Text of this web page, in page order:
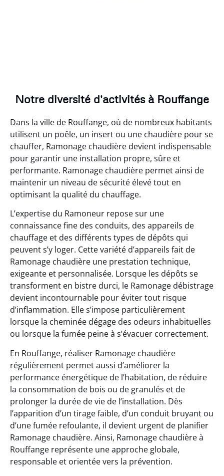
Notre diversité d'activités à Rouffange
Dans la ville de Rouffange, où de nombreux habitants
utilisent un poêle, un insert ou une chaudière pour se
chauffer, Ramonage chaudière devient indispensable
pour garantir une installation propre, sûre et
performante. Ramonage chaudière permet ainsi de
maintenir un niveau de sécurité élevé tout en
optimisant la qualité du chauffage.
L’expertise du Ramoneur repose sur une
connaissance fine des conduits, des appareils de
chauffage et des différents types de dépôts qui
peuvent s’y loger. Cette variété d’appareils fait de
Ramonage chaudière une prestation technique,
exigeante et personnalisée. Lorsque les dépôts se
transforment en bistre durci, le Ramonage débistrage
devient incontournable pour éviter tout risque
d’inflammation. Elle s’impose particulièrement
lorsque la cheminée dégage des odeurs inhabituelles
ou lorsque la fumée peine à s’évacuer correctement.
En Rouffange, réaliser Ramonage chaudière
régulièrement permet aussi d’améliorer la
performance énergétique de l’habitation, de réduire
la consommation de bois ou de granulés et de
prolonger la durée de vie de l’installation. Dès
l’apparition d’un tirage faible, d’un conduit bruyant ou
d’une fumée refoulante, il devient urgent de planifier
Ramonage chaudière. Ainsi, Ramonage chaudière à
Rouffange représente une approche globale,
responsable et orientée vers la prévention.